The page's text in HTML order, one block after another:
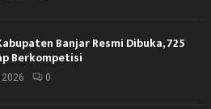
Banjar Resmi Dibuka, 725
Berkompetisi
0